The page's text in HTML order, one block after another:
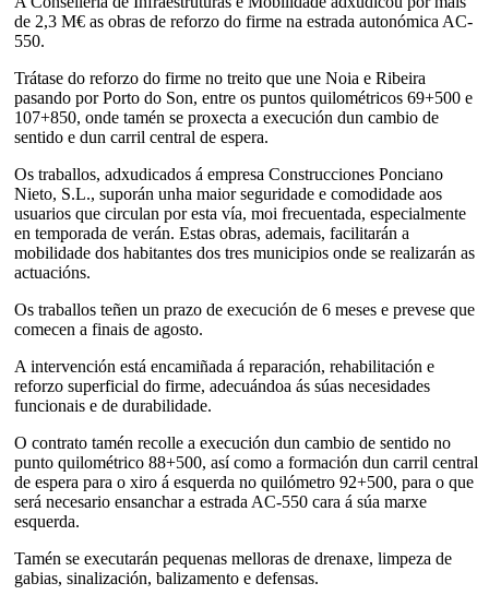
de 2,3 M€ as obras de reforzo do firme na estrada autonómica AC-
550.
Trátase do reforzo do firme no treito que une Noia e Ribeira
pasando por Porto do Son, entre os puntos quilométricos 69+500 e
107+850, onde tamén se proxecta a execución dun cambio de
sentido e dun carril central de espera.
Os traballos, adxudicados á empresa Construcciones Ponciano
Nieto, S.L., suporán unha maior seguridade e comodidade aos
usuarios que circulan por esta vía, moi frecuentada, especialmente
en temporada de verán. Estas obras, ademais, facilitarán a
mobilidade dos habitantes dos tres municipios onde se realizarán as
actuacións.
Os traballos teñen un prazo de execución de 6 meses e prevese que
comecen a finais de agosto.
A intervención está encamiñada á reparación, rehabilitación e
reforzo superficial do firme, adecuándoa ás súas necesidades
funcionais e de durabilidade.
O contrato tamén recolle a execución dun cambio de sentido no
punto quilométrico 88+500, así como a formación dun carril central
de espera para o xiro á esquerda no quilómetro 92+500, para o que
será necesario ensanchar a estrada AC-550 cara á súa marxe
esquerda.
Tamén se executarán pequenas melloras de drenaxe, limpeza de
gabias, sinalización, balizamento e defensas.